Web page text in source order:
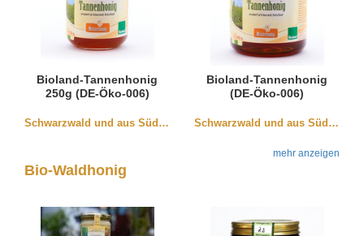
Bioland-Tannenhonig
250g (DE-Öko-006)
Schwarzwald und aus Südbaden
Bioland-Tannenhonig
(DE-Öko-006)
Schwarzwald und aus Südbaden
mehr anzeigen
Bio-Waldhonig